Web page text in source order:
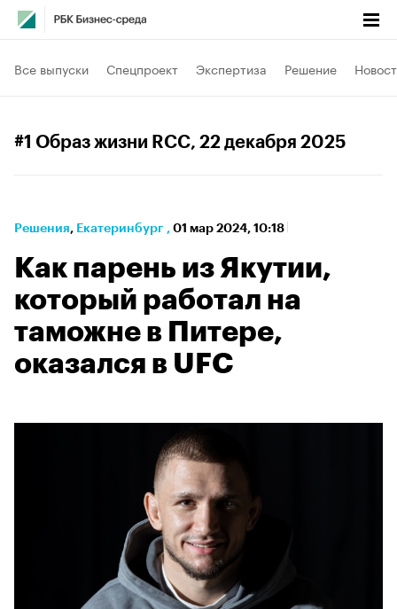
Все выпуски Спецпроект Экспертиза Решение
#1 Образ жизни RCC, 22 декабря 2025
Решения⁠, Екатеринбург , 01 мар 2024, 10:18
Как парень из Якутии,
который работал на
таможне в Питере,
оказался в UFC